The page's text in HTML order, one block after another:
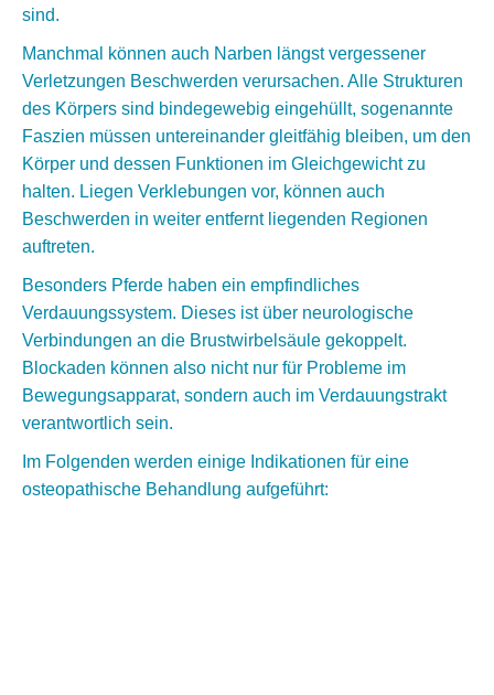
sind.
Manchmal können auch Narben längst vergessener
Verletzungen Beschwerden verursachen. Alle Strukturen
des Körpers sind bindegewebig eingehüllt, sogenannte
Faszien müssen untereinander gleitfähig bleiben, um den
Körper und dessen Funktionen im Gleichgewicht zu
halten. Liegen Verklebungen vor, können auch
Beschwerden in weiter entfernt liegenden Regionen
auftreten.
Besonders Pferde haben ein empfindliches
Verdauungssystem. Dieses ist über neurologische
Verbindungen an die Brustwirbelsäule gekoppelt.
Blockaden können also nicht nur für Probleme im
Bewegungsapparat, sondern auch im Verdauungstrakt
verantwortlich sein.
Im Folgenden werden einige Indikationen für eine
osteopathische Behandlung aufgeführt: